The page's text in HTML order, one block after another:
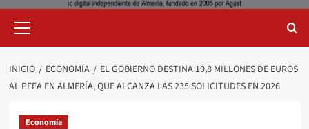
primario
INICIO ECONOMÍA
EL GOBIERNO DESTINA 10,8 MILLONES DE EUROS
AL PFEA EN ALMERÍA, QUE ALCANZA LAS 235 SOLICITUDES EN 2026
Economía